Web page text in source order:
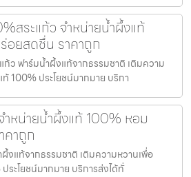
สระแก้ว จำหน่ายน้ำผึ้งแท้
อยสดชื่น ราคาถูก
ก้ว ฟาร์มน้ำผึ้งแท้จากธรรมชาติ เติมความ
100% ประโยชน์มากมาย บริกา
หน่ายน้ำผึ้งแท้ 100% หอม
คาถูก
งแท้จากธรรมชาติ เติมความหวานเพื่อ
ระโยชน์มากมาย บริการส่งได้ทั่